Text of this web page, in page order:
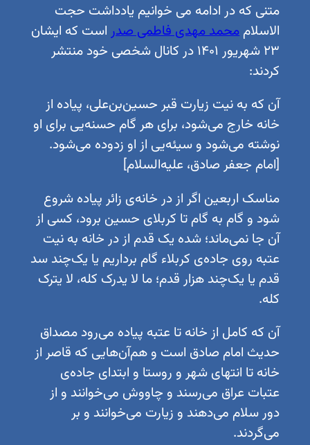
متنی که در ادامه می خوانیم یادداشت حجت
الاسلام محمد مهدی فاطمی صدراست که ایشان
۲۳ شهریور ۱۴۰۱ در کانال شخصی خود منتشر
کردند:
آن که به نیت زیارت قبر حسین‌بن‌علی، پیاده از
خانه خارج می‌شود، برای هر گام حسنه‌یی برای او
نوشته می‌شود و سیئه‌یی از او زدوده می‌شود.
[امام جعفر صادق، علیه‌السلام]
مناسک اربعین اگر از در خانه‌ی زائر پیاده شروع
شود و گام به گام تا کربلای حسین برود، کسی از
آن جا نمی‌ماند؛ شده یک قدم از در خانه به نیت
عتبه روی جاده‌ی کربلاء گام برداریم یا یک‌چند سد
قدم یا یک‌چند هزار قدم؛ ما لا یدرک کله، لا یترک
کله.
آن که کامل از خانه تا عتبه پیاده می‌رود مصداق
حدیث امام صادق است و هم‌آن‌هایی که قاصر از
خانه تا انتهای شهر و روستا و ابتدای جاده‌ی
عتبات عراق می‌رسند و چاووش می‌خوانند و از
دور سلام می‌دهند و زیارت می‌خوانند و بر
می‌گردند.